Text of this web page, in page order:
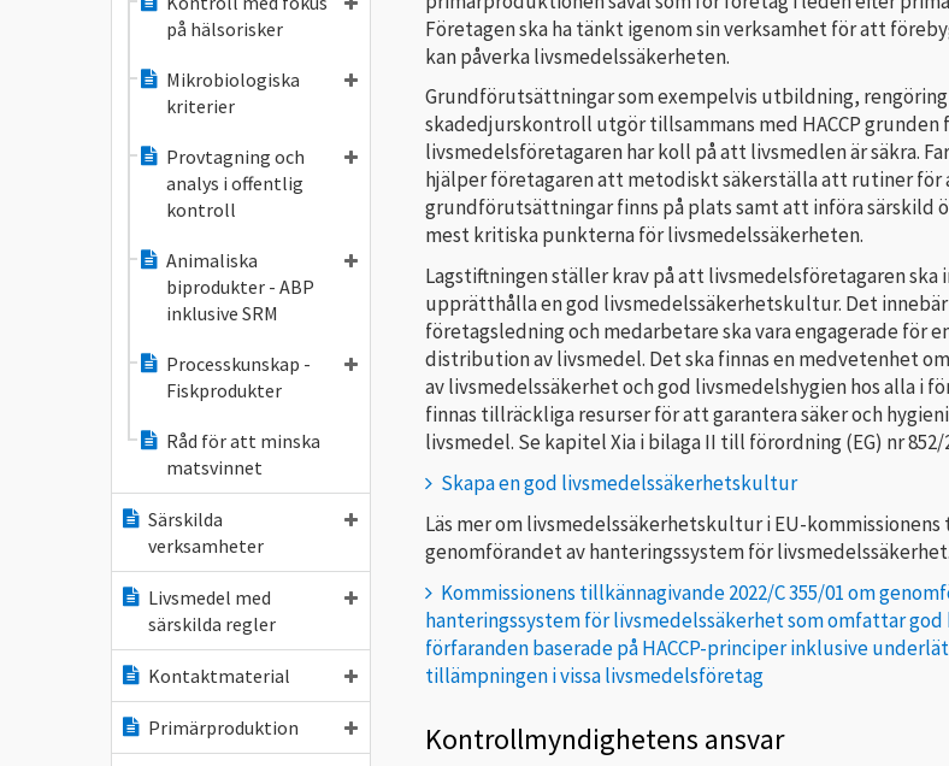
på hälsorisker
Mikrobiologiska
kriterier
Provtagning och
analys i offentlig
kontroll
Animaliska
biprodukter - ABP
inklusive SRM
Processkunskap -
Fiskprodukter
Råd för att minska
matsvinnet
Särskilda
verksamheter
Livsmedel med
särskilda regler
Kontaktmaterial
Primärproduktion
Företagen ska ha tänkt igenom sin verksamhet för att
kan påverka livsmedelssäkerheten.
Grundförutsättningar som exempelvis utbildning,
skadedjurskontroll utgör tillsammans med HACCP grunden
livsmedelsföretagaren har koll på att livsmedlen är säkra.
hjälper företagaren att metodiskt säkerställa att rutiner för
grundförutsättningar finns på plats samt att införa särskild
mest kritiska punkterna för livsmedelssäkerheten.
Lagstiftningen ställer krav på att livsmedelsföretagaren ska
upprätthålla en god livsmedelssäkerhetskultur. Det
företagsledning och medarbetare ska vara engagerade för
distribution av livsmedel. Det ska finnas en medvetenhet
av livsmedelssäkerhet och god livsmedelshygien hos alla i
finnas tillräckliga resurser för att garantera säker och
livsmedel. Se kapitel Xia i bilaga II till förordning (EG) nr 852/
Skapa en god livsmedelssäkerhetskultur
Läs mer om livsmedelssäkerhetskultur i EU-
genomförandet av hanteringssystem för livsmedelssäkerhet.
Kommissionens tillkännagivande 2022/C 355/01 om
hanteringssystem för livsmedelssäkerhet som omfattar god
förfaranden baserade på HACCP-principer inklusive
tillämpningen i vissa livsmedelsföretag
Kontrollmyndighetens ansvar